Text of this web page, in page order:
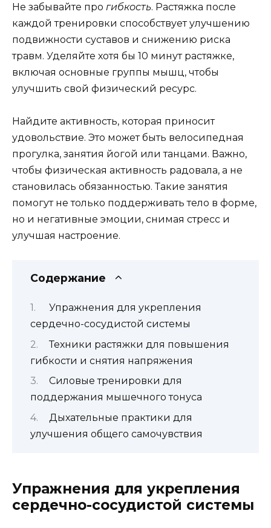
Не забывайте про гибкость. Растяжка после
каждой тренировки способствует улучшению
подвижности суставов и снижению риска
травм. Уделяйте хотя бы 10 минут растяжке,
включая основные группы мышц, чтобы
улучшить свой физический ресурс.
Найдите активность, которая приносит
удовольствие. Это может быть велосипедная
прогулка, занятия йогой или танцами. Важно,
чтобы физическая активность радовала, а не
становилась обязанностью. Такие занятия
помогут не только поддерживать тело в форме,
но и негативные эмоции, снимая стресс и
улучшая настроение.
Содержание
Упражнения для укрепления
сердечно-сосудистой системы
Техники растяжки для повышения
гибкости и снятия напряжения
Силовые тренировки для
поддержания мышечного тонуса
Дыхательные практики для
улучшения общего самочувствия
Упражнения для укрепления
сердечно-сосудистой системы